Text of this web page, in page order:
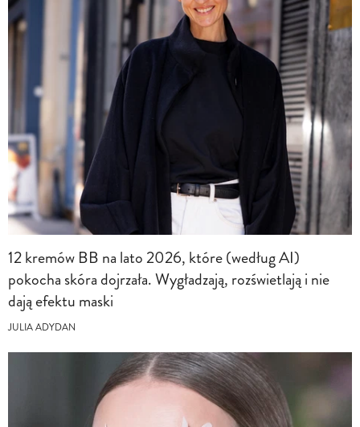
12 kremów BB na lato 2026, które (według AI)
pokocha skóra dojrzała. Wygładzają, rozświetlają i nie
dają efektu maski
JULIA ADYDAN